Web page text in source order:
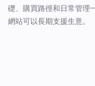
礎、購買路徑和日常管理
網站可以長期支援生意。